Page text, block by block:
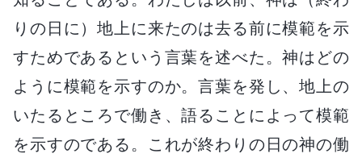
りの日に）地上に来たのは去る前に模範を示
すためであるという言葉を述べた。神はどの
ように模範を示すのか。言葉を発し、地上の
いたるところで働き、語ることによって模範
を示すのである。これが終わりの日の神の働